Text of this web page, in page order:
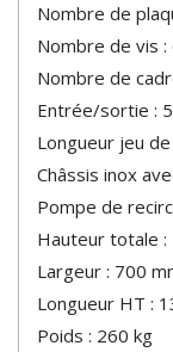
Nombre de
Nombre de vis :
Nombre de
Entrée/sortie :
Longueur jeu
Châssis inox
Pompe de
Hauteur totale :
Largeur : 700
Longueur HT :
Poids : 260 kg